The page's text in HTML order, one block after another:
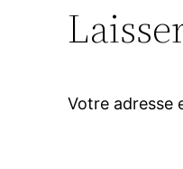
Votre adresse